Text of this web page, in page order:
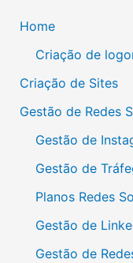
Home
Criação de
Criação de Sites
Gestão de Redes
Gestão de
Gestão de
Planos Redes
Gestão de
Gestão de